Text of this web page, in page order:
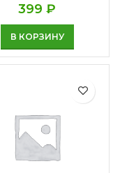
399 ₽
В КОРЗИНУ